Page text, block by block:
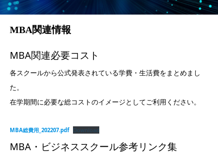
MBA関連情報
MBA関連必要コスト
各スクールから公式発表されている学費・生活費をまとめまし
た。
在学期間に必要な総コストのイメージとしてご利用ください。
MBA総費用_202207.pdf Download
MBA・ビジネススクール参考リンク集